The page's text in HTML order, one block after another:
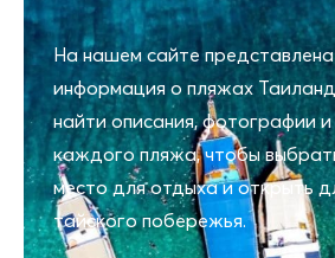
На нашем сайте
информация о пляжах
найти описания, фотографии
каждого пляжа, чтобы
место для отдыха и открыть
тайского побережья.